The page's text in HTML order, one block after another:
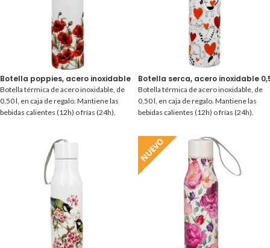
Botella poppies, acero inoxidable 0,50 l.
Botella térmica de acero inoxidable, de
0,50 l, en caja de regalo. Mantiene las
bebidas calientes (12h) o frías (24h).
Botella serca, acero inoxidable
Botella térmica de acero inoxidable, de
0,50 l, en caja de regalo. Mantiene las
bebidas calientes (12h) o frías (24h).
NUEVO